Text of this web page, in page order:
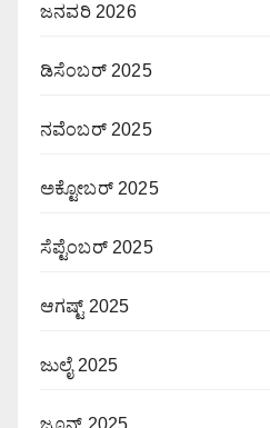
ಜನವರಿ 2026
ಡಿಸೆಂಬರ್ 2025
ನವೆಂಬರ್ 2025
ಅಕ್ಟೋಬರ್ 2025
ಸೆಪ್ಟೆಂಬರ್ 2025
ಆಗಷ್ಟ್ 2025
ಜುಲೈ 2025
ಜೂನ್ 2025